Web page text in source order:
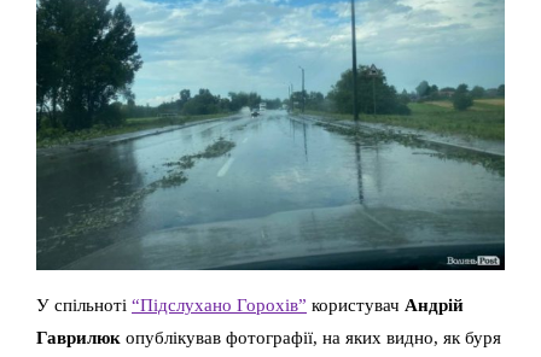
У спільноті “Підслухано Горохів” користувач Андрій
Гаврилюк опублікував фотографії, на яких видно, як буря